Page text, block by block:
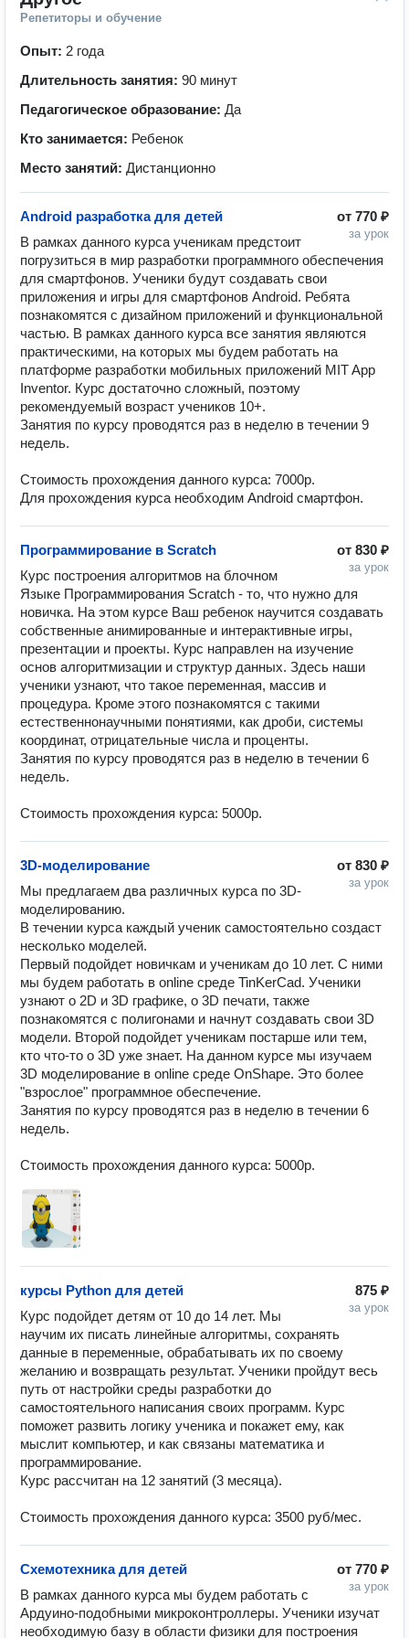
Репетиторы и обучение
Опыт: 2 года
Длительность занятия: 90 минут
Педагогическое образование: Да
Кто занимается: Ребенок
Место занятий: Дистанционно
от 770 ₽
за урок
Android разработка для детей
В рамках данного курса ученикам предстоит
погрузиться в мир разработки программного обеспечения
для смартфонов. Ученики будут создавать свои
приложения и игры для смартфонов Android. Ребята
познакомятся с дизайном приложений и функциональной
частью. В рамках данного курса все занятия являются
практическими, на которых мы будем работать на
платформе разработки мобильных приложений MIT App
Inventor. Курс достаточно сложный, поэтому
рекомендуемый возраст учеников 10+.
Занятия по курсу проводятся раз в неделю в течении 9
недель.
Стоимость прохождения данного курса: 7000р.
Для прохождения курса необходим Android смартфон.
от 830 ₽
за урок
Программирование в Scratch
Курс построения алгоритмов на блочном
Языке Программирования Scratсh - то, что нужно для
новичка. На этом курсе Ваш ребенок научится создавать
собственные анимированные и интерактивные игры,
презентации и проекты. Курс направлен на изучение
основ алгоритмизации и структур данных. Здесь наши
ученики узнают, что такое переменная, массив и
процедура. Кроме этого познакомятся с такими
естественнонаучными понятиями, как дроби, системы
координат, отрицательные числа и проценты.
Занятия по курсу проводятся раз в неделю в течении 6
недель.
Стоимость прохождения курса: 5000р.
от 830 ₽
за урок
3D-моделирование
Мы предлагаем два различных курса по 3D-
моделированию.
В течении курса каждый ученик самостоятельно создаст
несколько моделей.
Первый подойдет новичкам и ученикам до 10 лет. С ними
мы будем работать в online среде TinKerCad. Ученики
узнают о 2D и 3D графике, о 3D печати, также
познакомятся с полигонами и начнут создавать свои 3D
модели. Второй подойдет ученикам постарше или тем,
кто что-то о 3D уже знает. На данном курсе мы изучаем
3D моделирование в online среде OnShape. Это более
"взрослое" программное обеспечение.
Занятия по курсу проводятся раз в неделю в течении 6
недель.
Стоимость прохождения данного курса: 5000р.
875 ₽
за урок
курсы Python для детей
Курс подойдет детям от 10 до 14 лет. Мы
научим их писать линейные алгоритмы, сохранять
данные в переменные, обрабатывать их по своему
желанию и возвращать результат. Ученики пройдут весь
путь от настройки среды разработки до
самостоятельного написания своих программ. Курс
поможет развить логику ученика и покажет ему, как
мыслит компьютер, и как связаны математика и
программирование.
Курс рассчитан на 12 занятий (3 месяца).
Стоимость прохождения данного курса: 3500 руб/мес.
от 770 ₽
за урок
Схемотехника для детей
В рамках данного курса мы будем работать с
Ардуино-подобными микроконтроллеры. Ученики изучат
необходимую базу в области физики для построения